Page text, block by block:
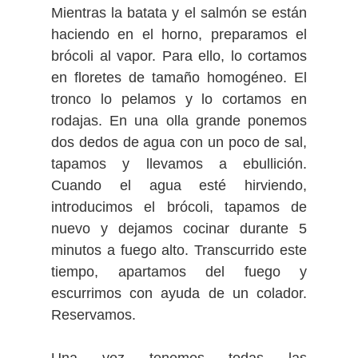
Mientras la batata y el salmón se están
haciendo en el horno, preparamos el
brócoli al vapor. Para ello, lo cortamos
en floretes de tamaño homogéneo. El
tronco lo pelamos y lo cortamos en
rodajas. En una olla grande ponemos
dos dedos de agua con un poco de sal,
tapamos y llevamos a ebullición.
Cuando el agua esté hirviendo,
introducimos el brócoli, tapamos de
nuevo y dejamos cocinar durante 5
minutos a fuego alto. Transcurrido este
tiempo, apartamos del fuego y
escurrimos con ayuda de un colador.
Reservamos.